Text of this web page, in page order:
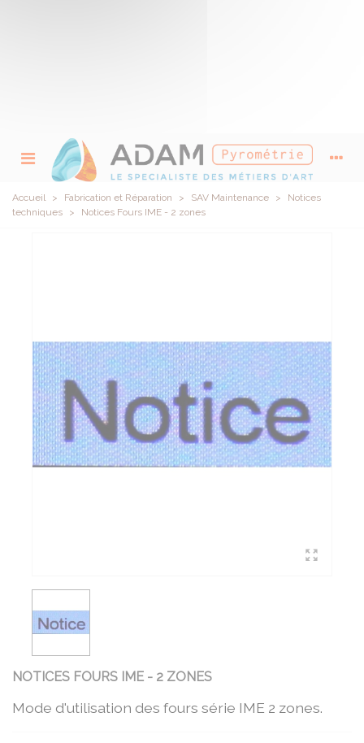
Accueil > Fabrication et Réparation > SAV Maintenance >
Notices
techniques
> Notices Fours IME - 2 zones
NOTICES FOURS IME - 2 ZONES
Mode d'utilisation des fours série IME 2 zones.